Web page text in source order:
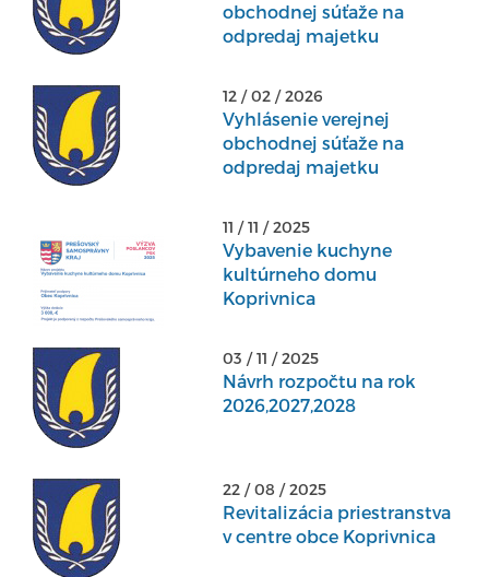
obchodnej súťaže na
odpredaj majetku
12 / 02 / 2026
Vyhlásenie verejnej
obchodnej súťaže na
odpredaj majetku
11 / 11 / 2025
Vybavenie kuchyne
kultúrneho domu
Koprivnica
03 / 11 / 2025
Návrh rozpočtu na rok
2026,2027,2028
22 / 08 / 2025
Revitalizácia priestranstva
v centre obce Koprivnica